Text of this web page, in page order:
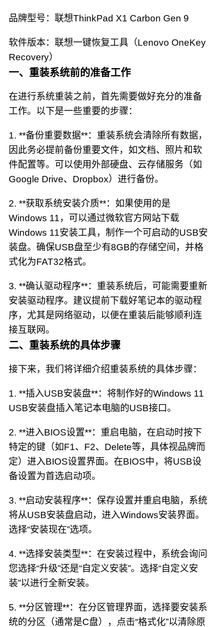
品牌型号：联想ThinkPad X1 Carbon Gen 9
软件版本：联想一键恢复工具（Lenovo OneKey
Recovery）
一、重装系统前的准备工作
在进行系统重装之前，首先需要做好充分的准备
工作。以下是一些重要的步骤：
1. **备份重要数据**：重装系统会清除所有数据，
因此务必提前备份重要文件，如文档、照片和软
件配置等。可以使用外部硬盘、云存储服务（如
Google Drive、Dropbox）进行备份。
2. **获取系统安装介质**：如果使用的是
Windows 11，可以通过微软官方网站下载
Windows 11安装工具，制作一个可启动的USB安
装盘。确保USB盘至少有8GB的存储空间，并格
式化为FAT32格式。
3. **确认驱动程序**：重装系统后，可能需要重新
安装驱动程序。建议提前下载好笔记本的驱动程
序，尤其是网络驱动，以便在重装后能够顺利连
接互联网。
二、重装系统的具体步骤
接下来，我们将详细介绍重装系统的具体步骤：
1. **插入USB安装盘**：将制作好的Windows 11
USB安装盘插入笔记本电脑的USB接口。
2. **进入BIOS设置**：重启电脑，在启动时按下
特定的键（如F1、F2、Delete等，具体视品牌而
定）进入BIOS设置界面。在BIOS中，将USB设
备设置为首选启动项。
3. **启动安装程序**：保存设置并重启电脑，系统
将从USB安装盘启动，进入Windows安装界面。
选择“安装现在”选项。
4. **选择安装类型**：在安装过程中，系统会询问
您选择“升级”还是“自定义安装”。选择“自定义安
装”以进行全新安装。
5. **分区管理**：在分区管理界面，选择要安装系
统的分区（通常是C盘），点击“格式化”以清除原